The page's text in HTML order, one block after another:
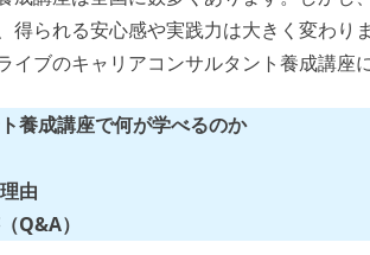
得られる安心感や実践力は大きく変わりま
イブのキャリアコンサルタント養成講座に
養成講座で何が学べるのか
由
Q&A）